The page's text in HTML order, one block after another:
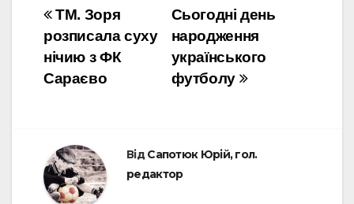
Навігація
записів
Сьогодні день
народження
українського
футболу
ТМ. Зоря
розписала суху
нічию з ФК
Сараєво
ВідСапотюк Юрій, гол.
редактор